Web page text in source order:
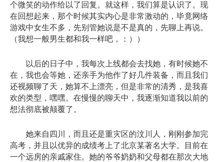
个微笑的动作给以了回复。就这样，我们算是认识了。现
在回想起来，那个时候其实内心是非常激动的，毕竟网络
游戏中女生不多，先别管她说是不是真的，先聊上再说。
（我想一般男生都和我一样吧，：））
以后的日子中，我每次上线都会去找她，有时候她不
在，我也会等她，还亲手为他作了好几件装备，而且我们
还视频聊了天，她算不上漂亮，但是非常的清秀，是我喜
欢的类型，嘿嘿。在慢慢的聊天中，我逐渐知道我以前的
想法彻底被颠覆了。
她来自四川，而且还是重灾区的汶川人，刚刚参加完
高考，并且以优异的成绩考上了北京某著名大学。目前在
一个远房的亲戚家住。她的爷爷奶奶和父母都在那次大地